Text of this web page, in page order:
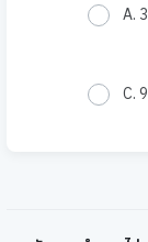
A. 3
C.9